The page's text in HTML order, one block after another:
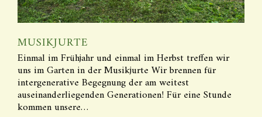
MUSIKJURTE
Einmal im Frühjahr und einmal im Herbst treffen wir
uns im Garten in der Musikjurte Wir brennen für
intergenerative Begegnung der am weitest
auseinanderliegenden Generationen! Für eine Stunde
kommen unsere…